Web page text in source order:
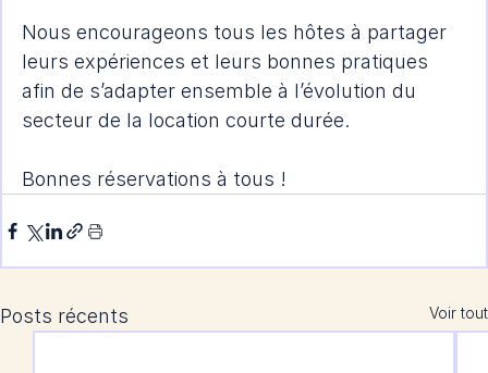
Nous encourageons tous les hôtes à partager
leurs expériences et leurs bonnes pratiques
afin de s’adapter ensemble à l’évolution du
secteur de la location courte durée.
Bonnes réservations à tous !
Posts récents Voir tout